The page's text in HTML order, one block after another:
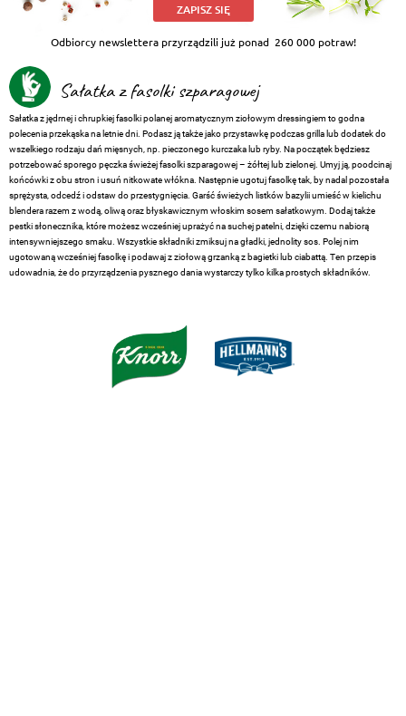
ZAPISZ SIĘ
Odbiorcy newslettera przyrządzili już ponad 260 000 potraw!
Sałatka z fasolki szparagowej
Sałatka z jędrnej i chrupkiej fasolki polanej aromatycznym ziołowym dressingiem to godna
polecenia przekąska na letnie dni. Podasz ją także jako przystawkę podczas grilla lub dodatek do
wszelkiego rodzaju dań mięsnych, np. pieczonego kurczaka lub ryby. Na początek będziesz
potrzebować sporego pęczka świeżej fasolki szparagowej – żółtej lub zielonej. Umyj ją, poodcinaj
końcówki z obu stron i usuń nitkowate włókna. Następnie ugotuj fasolkę tak, by nadal pozostała
sprężysta, odcedź i odstaw do przestygnięcia. Garść świeżych listków bazylii umieść w kielichu
blendera razem z wodą, oliwą oraz błyskawicznym włoskim sosem sałatkowym. Dodaj także
pestki słonecznika, które możesz wcześniej uprażyć na suchej patelni, dzięki czemu nabiorą
intensywniejszego smaku. Wszystkie składniki zmiksuj na gładki, jednolity sos. Polej nim
ugotowaną wcześniej fasolkę i podawaj z ziołową grzanką z bagietki lub ciabattą. Ten przepis
udowadnia, że do przyrządzenia pysznego dania wystarczy tylko kilka prostych składników.